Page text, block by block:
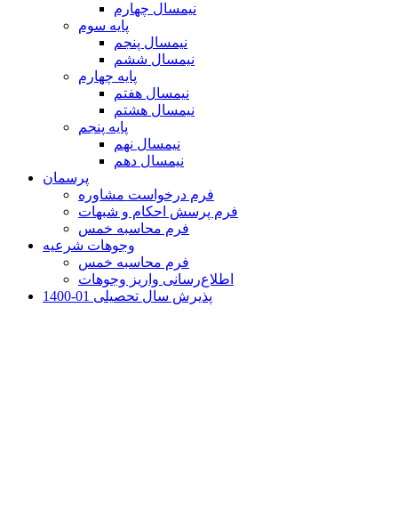
نیمسال چهارم
پایه سوم
نیمسال پنجم
نیمسال ششم
پایه چهارم
نیمسال هفتم
نیمسال هشتم
پایه پنجم
نیمسال نهم
نیمسال دهم
پرسمان
فرم درخواست مشاوره
فرم پرسش احکام و شبهات
فرم محاسبه خمس
وجوهات شرعیه
فرم محاسبه خمس
اطلاع‌رسانی واریز وجوهات
پذیرش سال تحصیلی 01-1400